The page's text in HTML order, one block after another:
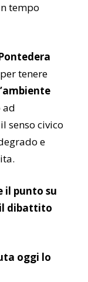
tempo
tenere
ad
senso civico
e
il punto su
dibattito
oggi lo